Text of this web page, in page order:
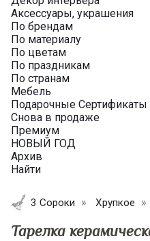
Аксессуары, украшения
По брендам
По материалу
По цветам
По праздникам
По странам
Мебель
Подарочные Сертификаты
Снова в продаже
Премиум
НОВЫЙ ГОД
Архив
Найти
3 Сороки Хрупкое
Тарелка